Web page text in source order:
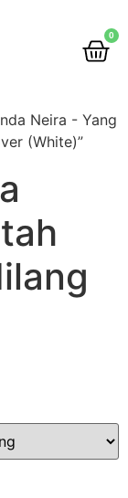
0
Neira - Yang
(White)”